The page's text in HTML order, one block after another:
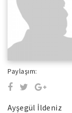
Paylaşım:
Ayşegül İldeniz